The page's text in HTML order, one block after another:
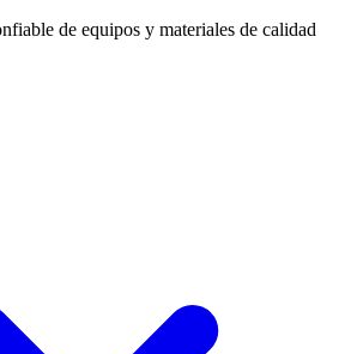
de equipos y materiales de calidad